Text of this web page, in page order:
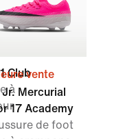
Club
à
vente
Mercurial
17 Academy
de foot